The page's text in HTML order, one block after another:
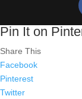
Pin It on
Share This
Facebook
Pinterest
Twitter